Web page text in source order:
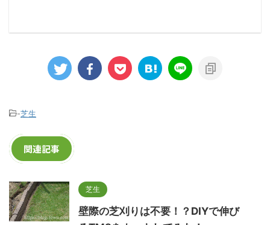
-芝生
関連記事
芝生
壁際の芝刈りは不要！？DIYで伸び